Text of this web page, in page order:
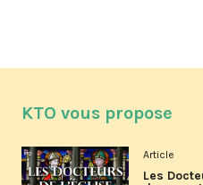
KTO vous propose
Article
Les